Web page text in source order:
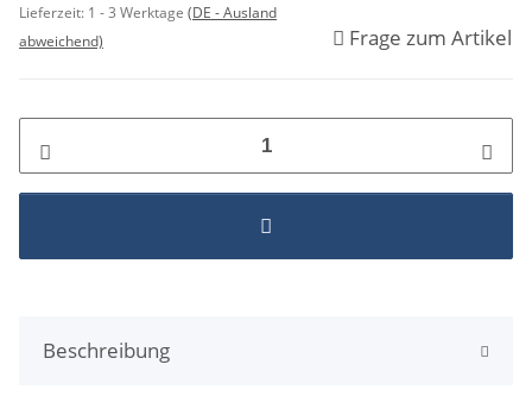
Lieferzeit: 1 - 3 Werktage (DE - Ausland
abweichend)
Frage zum Artikel
Beschreibung